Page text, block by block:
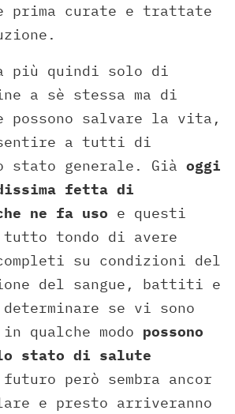
prima curate e trattate
più quindi solo di
a sè stessa ma di
possono salvare la vita,
a tutti di
stato generale. Già oggi
fetta di
ne fa uso e questi
tutto tondo di avere
su condizioni del
del sangue, battiti e
se vi sono
qualche modo possono
stato di salute
però sembra ancor
e presto arriveranno